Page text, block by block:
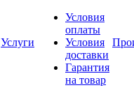
Услуги
Условия
оплаты
Условия
доставки
Гарантия
на товар